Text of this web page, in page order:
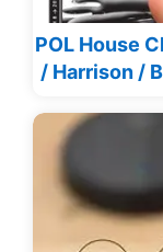
POL House
/ Harrison /